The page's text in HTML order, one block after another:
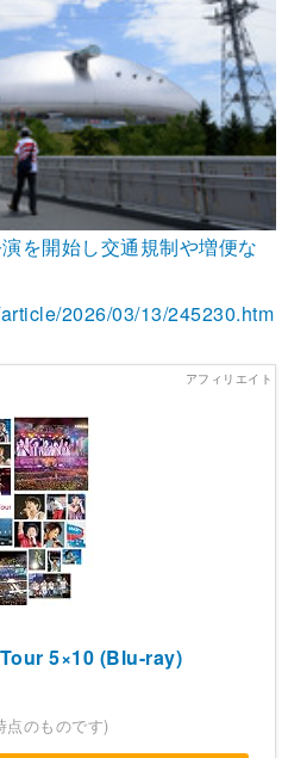
を開始し交通規制や増便な
2026/03/13/245230.htm
5×10 (Blu-ray)
点のものです)